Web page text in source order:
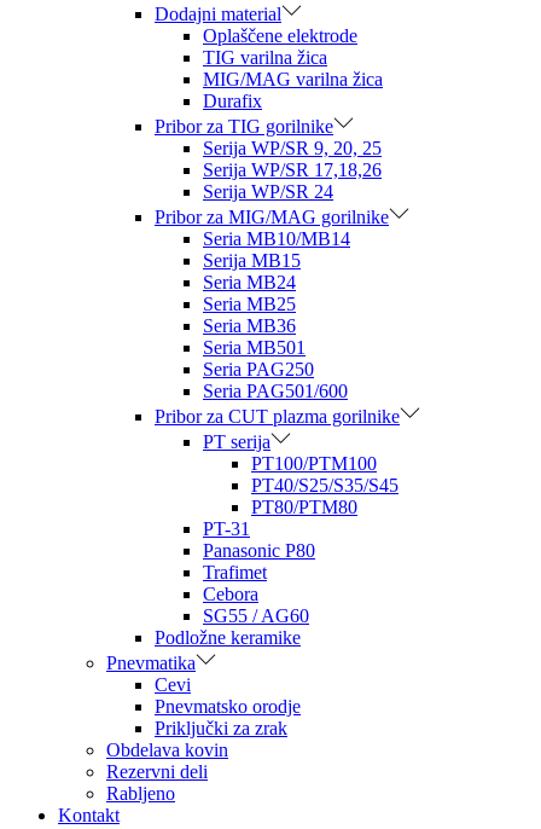
Dodajni material
Oplaščene elektrode
TIG varilna žica
MIG/MAG varilna žica
Durafix
Pribor za TIG gorilnike
Serija WP/SR 9, 20, 25
Serija WP/SR 17,18,26
Serija WP/SR 24
Pribor za MIG/MAG gorilnike
Seria MB10/MB14
Serija MB15
Seria MB24
Seria MB25
Seria MB36
Seria MB501
Seria PAG250
Seria PAG501/600
Pribor za CUT plazma gorilnike
PT serija
PT100/PTM100
PT40/S25/S35/S45
PT80/PTM80
PT-31
Panasonic P80
Trafimet
Cebora
SG55 / AG60
Podložne keramike
Pnevmatika
Cevi
Pnevmatsko orodje
Priključki za zrak
Obdelava kovin
Rezervni deli
Rabljeno
Kontakt